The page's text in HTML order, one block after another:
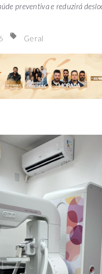
preventiva e reduzirá
Geral